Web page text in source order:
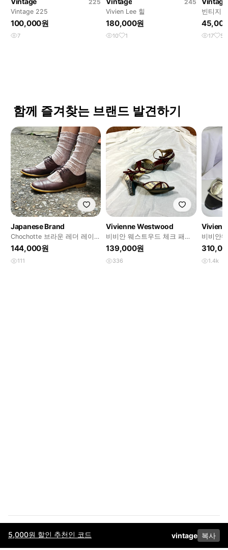
5,000원 할인 추천인 코드 vintage 복사
225
Vintage 225
100,000원
7
245
Vivien Lee 힐
180,000원
10 1
빈티지
17 5
함께 즐겨찾는 브랜드 발견하기
Japanese Brand
Chochotte 브라운 레더 레이스
업 메리제인 슈즈(좁은발볼)
144,000원
111
Vivienne Westwood
비비안 웨스트우드 체크 패브
릭 앵클스트랩 펌프스
139,000원
336
비비안
1.4k
이용약관고객센터판매개인정보 처리방침사업자 정보다운로드